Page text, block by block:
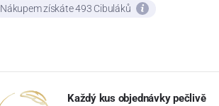
Nákupem získáte 493 Cibuláků
Každý kus objednávky pečlivě